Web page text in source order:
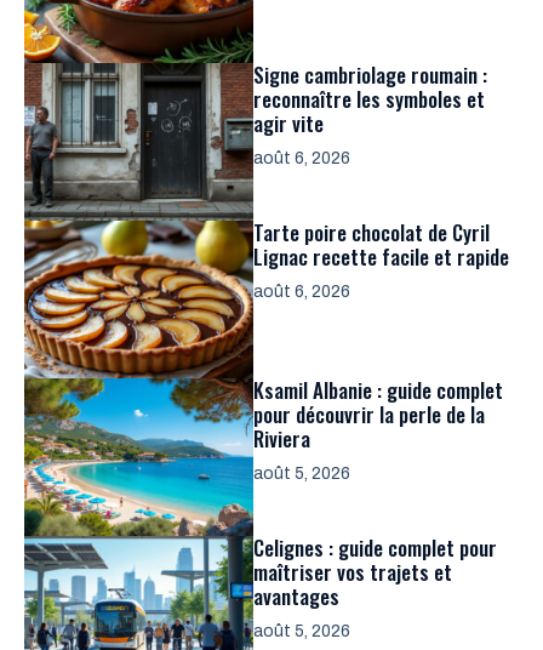
Signe cambriolage roumain :
reconnaître les symboles et
agir vite
août 6, 2026
Tarte poire chocolat de Cyril
Lignac recette facile et rapide
août 6, 2026
Ksamil Albanie : guide complet
pour découvrir la perle de la
Riviera
août 5, 2026
Celignes : guide complet pour
maîtriser vos trajets et
avantages
août 5, 2026